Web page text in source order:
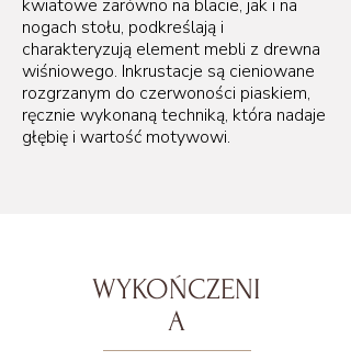
kwiatowe zarówno na blacie, jak i na
nogach stołu, podkreślają i
charakteryzują element mebli z drewna
wiśniowego. Inkrustacje są cieniowane
rozgrzanym do czerwoności piaskiem,
ręcznie wykonaną techniką, która nadaje
głębię i wartość motywowi.
WYKOŃCZENI
A